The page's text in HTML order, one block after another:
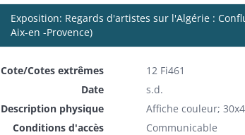
Exposition: Regards d'artistes sur l'Algérie :
Aix-en -Provence)
Cote/Cotes extrêmes
12 Fi461
Date
s.d.
Description physique
Affiche couleur;
Conditions d'accès
Communicable